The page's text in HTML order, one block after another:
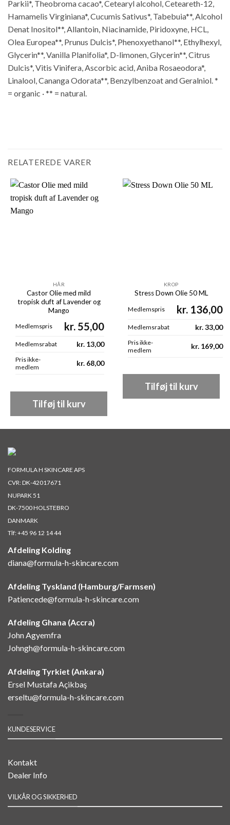
Parkii*, Theobroma cacao*, Cetearyl alcohol, Ceteareth-12,
Hamamelis Virginiana*, Cucumis Sativus*, Tabebuia**, Alcohol
Denat Inositol**, Allantoin, Niacinamide, Piridoxyne, HCL,
Olea Europea**, Prunus Dulcis*, Phenoxyethanol**, Ethylhexyl,
Glycerin**, Vanilla Planifolia*, D-limonen, Glycerin**, Citrus
Dulcis*, Vitis Vinifera, Ascorbic acid, Aniba Rosaeodora*,
Linalool, Cananga Odorata**, Benzylbenzoat and Geralniol. *
= organic · ** = natural.
RELATEREDE VARER
HÅR
Castor Olie med mild
tropisk duft af Lavender og
Mango
Medlemspris kr. 55,00
Medlemsrabat kr. 13,00
Pris ikke-
medlem
kr. 68,00
Tilføj til kurv
KROP
Stress Down Olie 50 ML
Medlemspris kr. 136,00
Medlemsrabat kr.33,00
Pris ikke-
medlem
kr. 169,00
Tilføj til kurv
FORMULA H SKINCARE APS
CVR: DK-42017671
NUPARK 51
DK-7500 HOLSTEBRO
DANMARK
Tlf:+45 96 12 14 44
Afdeling Kolding
diana@formula-h-skincare.com
Afdeling Tyskland (Hamburg/Farmsen)
Patiencede@formula-h-skincare.com
Afdeling Ghana (Accra)
John Agyemfra
Johngh@formula-h-skincare.com
Afdeling Tyrkiet (Ankara)
Ersel Mustafa Açikbaş
erseltu@formula-h-skincare.com
KUNDESERVICE
Kontakt
Dealer Info
VILKÅR OG SIKKERHED